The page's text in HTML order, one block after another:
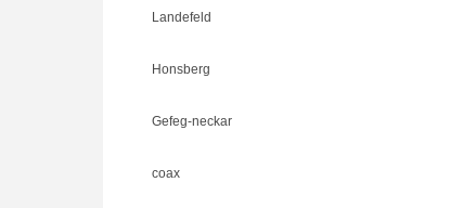
Landefeld
Honsberg
Gefeg-neckar
coax